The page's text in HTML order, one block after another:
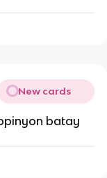
New cards
batay